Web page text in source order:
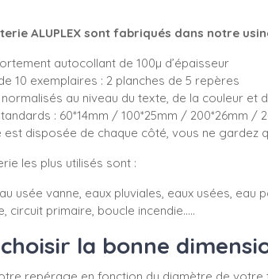
ALUPLEX sont fabriqués dans notre
autocollant de 100µ d’épaisseur
10 exemplaires : 2 planches de 5 repères
au niveau du texte, de la couleur et
: 60*14mm / 100*25mm / 200*26mm /
disposée de chaque côté, vous ne gardez
les plus utilisés sont :
usée vanne, eaux pluviales, eaux usées,
circuit primaire, boucle incendie.....
la bonne